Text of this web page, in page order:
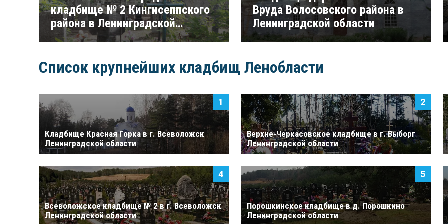
кладбище № 2 Кингисеппского
района в Ленинградской
области
Вруда Волосовского района в
Ленинградской области
Список крупнейших кладбищ Ленобласти
Кладбище Красная Горка в г. Всеволожск
Ленинградской области
Верхне-Черкасовское кладбище в г. Выборг
Ленинградской области
Всеволожское кладбище № 2 в г. Всеволожск
Ленинградской области
Порошкинское кладбище в д. Порошкино
Ленинградской области